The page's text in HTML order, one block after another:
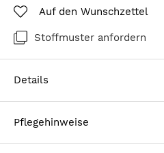
Auf den Wunschzettel
Stoffmuster anfordern
Details
Pflegehinweise